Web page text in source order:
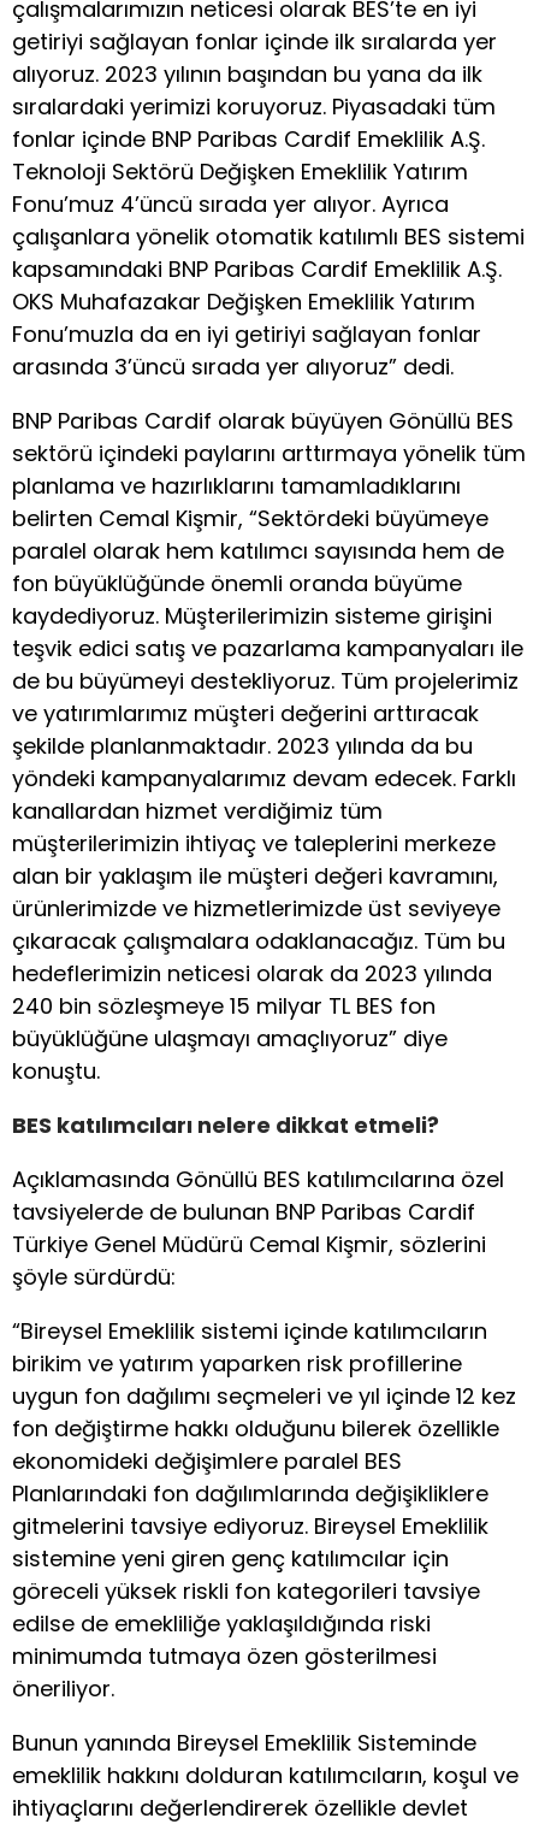
çalışmalarımızın neticesi olarak BES’te en iyi
getiriyi sağlayan fonlar içinde ilk sıralarda yer
alıyoruz. 2023 yılının başından bu yana da ilk
sıralardaki yerimizi koruyoruz. Piyasadaki tüm
fonlar içinde BNP Paribas Cardif Emeklilik A.Ş.
Teknoloji Sektörü Değişken Emeklilik Yatırım
Fonu’muz 4’üncü sırada yer alıyor. Ayrıca
çalışanlara yönelik otomatik katılımlı BES sistemi
kapsamındaki BNP Paribas Cardif Emeklilik A.Ş.
OKS Muhafazakar Değişken Emeklilik Yatırım
Fonu’muzla da en iyi getiriyi sağlayan fonlar
arasında 3’üncü sırada yer alıyoruz” dedi.
BNP Paribas Cardif olarak büyüyen Gönüllü BES
sektörü içindeki paylarını arttırmaya yönelik tüm
planlama ve hazırlıklarını tamamladıklarını
belirten Cemal Kişmir, “Sektördeki büyümeye
paralel olarak hem katılımcı sayısında hem de
fon büyüklüğünde önemli oranda büyüme
kaydediyoruz. Müşterilerimizin sisteme girişini
teşvik edici satış ve pazarlama kampanyaları ile
de bu büyümeyi destekliyoruz. Tüm projelerimiz
ve yatırımlarımız müşteri değerini arttıracak
şekilde planlanmaktadır. 2023 yılında da bu
yöndeki kampanyalarımız devam edecek. Farklı
kanallardan hizmet verdiğimiz tüm
müşterilerimizin ihtiyaç ve taleplerini merkeze
alan bir yaklaşım ile müşteri değeri kavramını,
ürünlerimizde ve hizmetlerimizde üst seviyeye
çıkaracak çalışmalara odaklanacağız. Tüm bu
hedeflerimizin neticesi olarak da 2023 yılında
240 bin sözleşmeye 15 milyar TL BES fon
büyüklüğüne ulaşmayı amaçlıyoruz” diye
konuştu.
BES katılımcıları nelere dikkat etmeli?
Açıklamasında Gönüllü BES katılımcılarına özel
tavsiyelerde de bulunan BNP Paribas Cardif
Türkiye Genel Müdürü Cemal Kişmir, sözlerini
şöyle sürdürdü:
“Bireysel Emeklilik sistemi içinde katılımcıların
birikim ve yatırım yaparken risk profillerine
uygun fon dağılımı seçmeleri ve yıl içinde 12 kez
fon değiştirme hakkı olduğunu bilerek özellikle
ekonomideki değişimlere paralel BES
Planlarındaki fon dağılımlarında değişikliklere
gitmelerini tavsiye ediyoruz. Bireysel Emeklilik
sistemine yeni giren genç katılımcılar için
göreceli yüksek riskli fon kategorileri tavsiye
edilse de emekliliğe yaklaşıldığında riski
minimumda tutmaya özen gösterilmesi
öneriliyor.
Bunun yanında Bireysel Emeklilik Sisteminde
emeklilik hakkını dolduran katılımcıların, koşul ve
ihtiyaçlarını değerlendirerek özellikle devlet